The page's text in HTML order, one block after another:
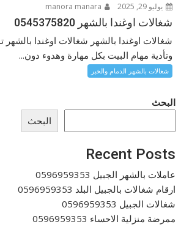
يوليو 29, 2025
شغالات اوغندا بالشهر 0545375820
شغالات اوغندا بالشهر شغالات اوغندا بالشهر
وتأدية مهام البيت بكل مهارة وهدوء دون...
شغالات بالشهر الدمام والخبر
البحث
البحث
Recent Posts
عاملات بالشهر الجبيل 0596959353
ارقام شغالات بالجبيل البلد 0596959353
شغالات الجبيل 0596959353
ممرضة منزلية الاحساء 0596959353